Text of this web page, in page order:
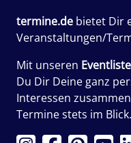
termine.de bietet Dir
Veranstaltungen/
Mit unseren
Du Dir Deine ganz
Interessen
Termine stets im Blick.